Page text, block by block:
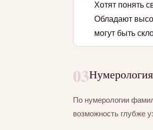
Хотят понять
Обладают
могут быть
03
По нумерологии
возможность глубже